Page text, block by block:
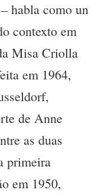
habla como un
contexto em
Misa Criolla
em 1964,
de Anne
as duas
primeira
em 1950,